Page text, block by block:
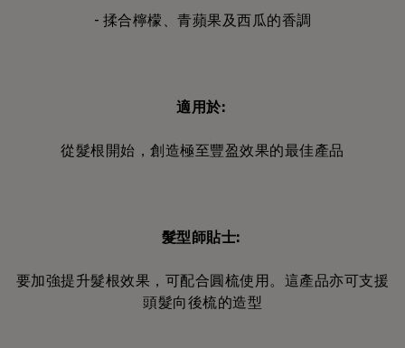
- 揉合檸檬、青蘋果及西瓜的香調
適用於:
從髮根開始，創造極至豐盈效果的最佳產品
髮型師貼士:
要加強提升髮根效果，可配合圓梳使用。這產品亦可支援
頭髮向後梳的造型